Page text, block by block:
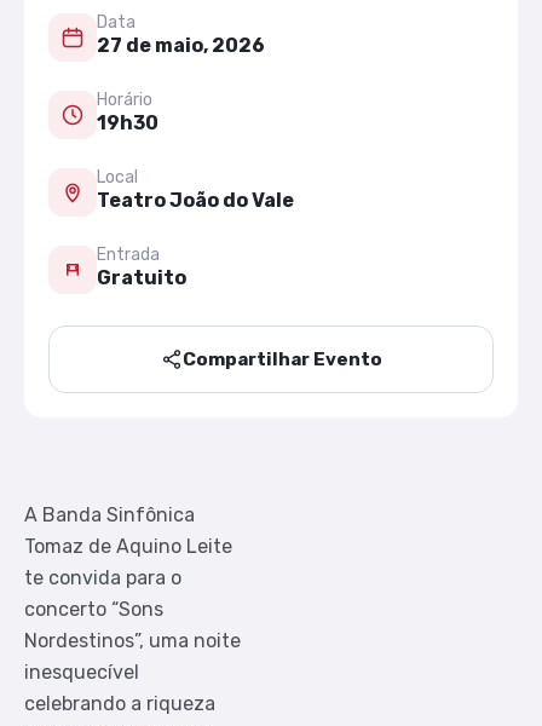
Data
27 de maio, 2026
Horário
19h30
Local
Teatro João do Vale
Entrada
Gratuito
Compartilhar Evento
A Banda Sinfônica
Tomaz de Aquino Leite
te convida para o
concerto “Sons
Nordestinos”, uma noite
inesquecível
celebrando a riqueza